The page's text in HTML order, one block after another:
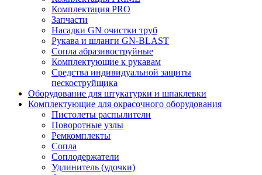
Комплектация PRO
Запчасти
Насадки GN очистки труб
Рукава и шланги GN-BLAST
Сопла абразивоструйные
Комплектующие к рукавам
Средства индивидуальной защиты
пескоструйщика
Оборудование для штукатурки и шпаклевки
Комплектующие для окрасочного оборудования
Пистолеты распылители
Поворотные узлы
Ремкомплекты
Сопла
Соплодержатели
Удлинитель (удочки)